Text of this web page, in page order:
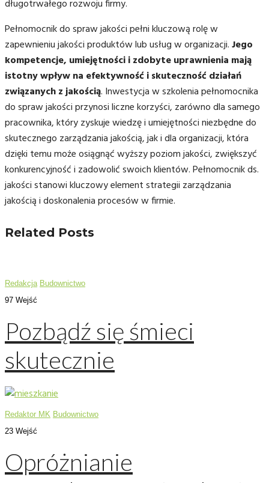
długotrwałego rozwoju firmy.
Pełnomocnik do spraw jakości pełni kluczową rolę w
zapewnieniu jakości produktów lub usług w organizacji.Jego
kompetencje, umiejętności i zdobyte uprawnienia mają
istotny wpływ na efektywność i skuteczność działań
związanych z jakością. Inwestycja w szkolenia pełnomocnika
do spraw jakości przynosi liczne korzyści, zarówno dla samego
pracownika, który zyskuje wiedzę i umiejętności niezbędne do
skutecznego zarządzania jakością, jak i dla organizacji, która
dzięki temu może osiągnąć wyższy poziom jakości, zwiększyć
konkurencyjność i zadowolić swoich klientów. Pełnomocnik ds.
jakości stanowi kluczowy element strategii zarządzania
jakością i doskonalenia procesów w firmie.
Related Posts
Redakcja Budownictwo
97 Wejść
Pozbądź się śmieci
skutecznie
Redaktor MK Budownictwo
23 Wejść
Opróżnianie